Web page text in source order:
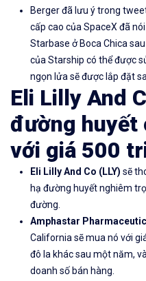
Berger đã lưu ý trong
cấp cao của SpaceX đã
Starbase ở Boca Chica
của Starship có thể được
ngọn lửa sẽ được lắp đặt
Eli Lilly And
đường huyết
với giá 500
Eli Lilly And Co (LLY) sẽ
hạ đường huyết nghiêm
đường.
Amphastar
California sẽ mua nó với
đô la khác sau một năm,
doanh số bán hàng.